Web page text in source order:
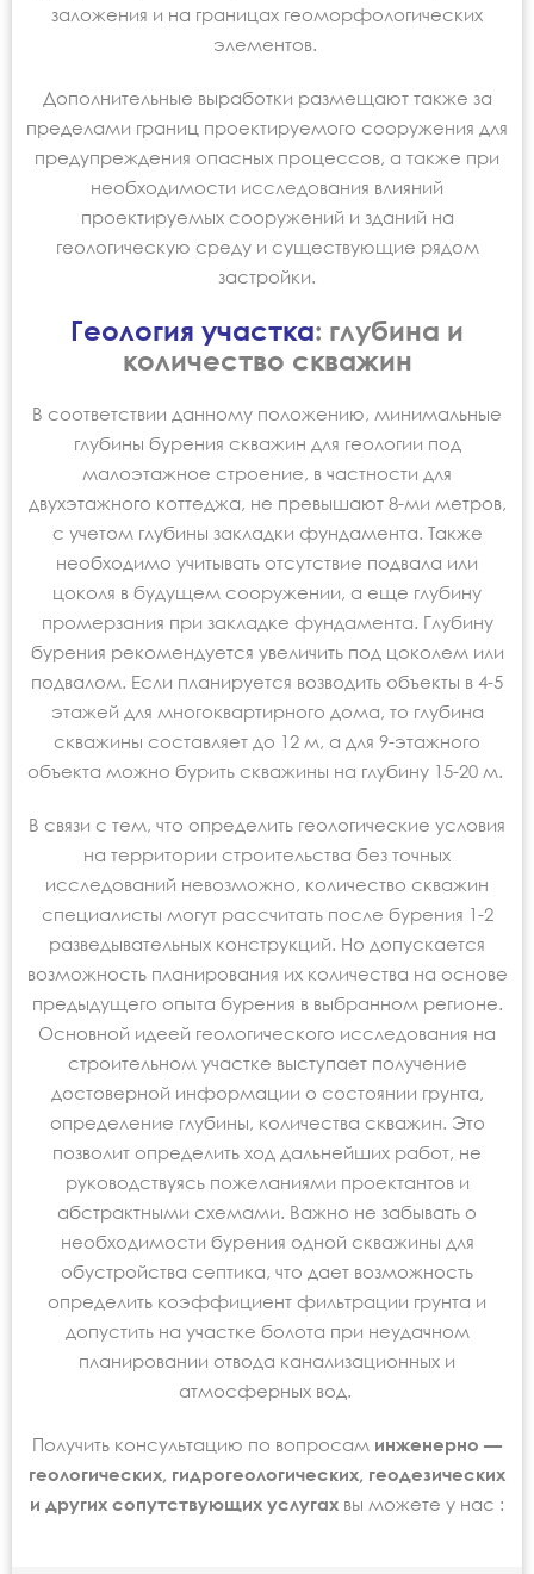
заложения и на границах геоморфологических
элементов.
Дополнительные выработки размещают также за
пределами границ проектируемого сооружения для
предупреждения опасных процессов, а также при
необходимости исследования влияний
проектируемых сооружений и зданий на
геологическую среду и существующие рядом
застройки.
Геология участка: глубина и
количество скважин
В соответствии данному положению, минимальные
глубины бурения скважин для геологии под
малоэтажное строение, в частности для
двухэтажного коттеджа, не превышают 8-ми метров,
с учетом глубины закладки фундамента. Также
необходимо учитывать отсутствие подвала или
цоколя в будущем сооружении, а еще глубину
промерзания при закладке фундамента. Глубину
бурения рекомендуется увеличить под цоколем или
подвалом. Если планируется возводить объекты в 4-5
этажей для многоквартирного дома, то глубина
скважины составляет до 12 м, а для 9-этажного
объекта можно бурить скважины на глубину 15-20 м.
В связи с тем, что определить геологические условия
на территории строительства без точных
исследований невозможно, количество скважин
специалисты могут рассчитать после бурения 1-2
разведывательных конструкций. Но допускается
возможность планирования их количества на основе
предыдущего опыта бурения в выбранном регионе.
Основной идеей геологического исследования на
строительном участке выступает получение
достоверной информации о состоянии грунта,
определение глубины, количества скважин. Это
позволит определить ход дальнейших работ, не
руководствуясь пожеланиями проектантов и
абстрактными схемами. Важно не забывать о
необходимости бурения одной скважины для
обустройства септика, что дает возможность
определить коэффициент фильтрации грунта и
допустить на участке болота при неудачном
планировании отвода канализационных и
атмосферных вод.
Получить консультацию по вопросам инженерно —
геологических, гидрогеологических, геодезических
и других сопутствующих услугах вы можете у нас :